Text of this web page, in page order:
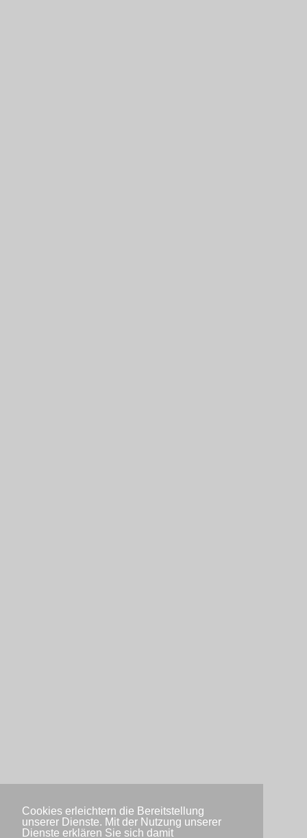
Cookies erleichtern die Bereitstellung
unserer Dienste. Mit der Nutzung unserer
Dienste erklären Sie sich damit